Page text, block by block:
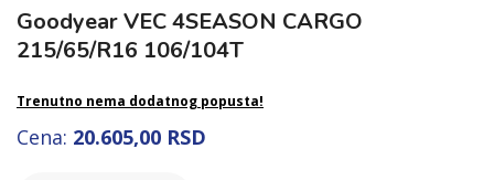
Goodyear VEC 4SEASON CARGO
215/65/R16 106/104T
Trenutno nema dodatnog popusta!
Cena: 20.605,00 RSD